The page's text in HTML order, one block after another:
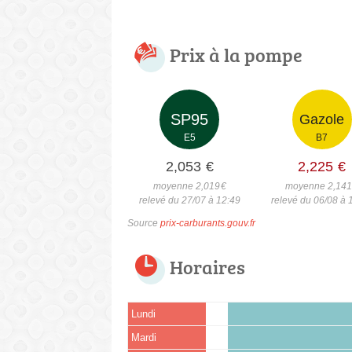
Prix à la pompe
SP95
E5
2,053 €
moyenne 2,019€
relevé du 27/07 à 12:49
Gazole
B7
2,225 €
moyenne 2,141
relevé du 06/08 à
Source prix-carburants.gouv.fr
Horaires
Lundi
Mardi